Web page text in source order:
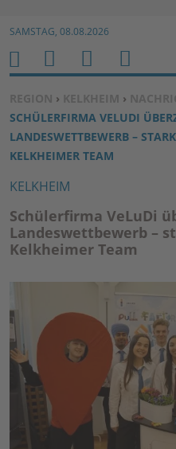
Zum
SAMSTAG, 08.08.2026
SIE BEFINDEN SICH HIER:
REGION › KELKHEIM ›
SCHÜLERFIRMA VELUDI
LANDESWETTBEWERB –
KELKHEIMER TEAM
KELKHEIM
Schülerfirma VeLuDi
Landeswettbewerb –
Kelkheimer Team
H
O
M
E
M
E
N
U
S
U
C
H
E
B
E
N
U
R
F
U
N
K
TI
O
N
E
N